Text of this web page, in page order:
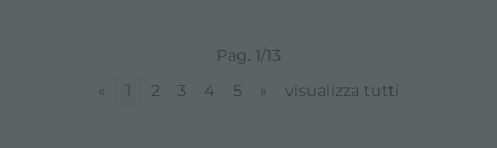
Pag. 1/13
«
1 2 3 4 5 » visualizza tutti